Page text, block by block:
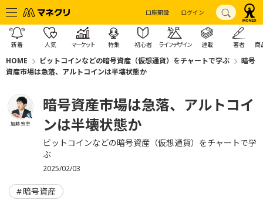
口座開設 ログイン
新着 人気 マーケット 特集 初心者 ライフデザイン 連載 著者 商
HOME ビットコインなどの暗号資産（仮想通貨）をチャートで学ぶ
暗号
資産市場は急落、アルトコインは半壊状態か
加藤 宏幸
暗号資産市場は急落、アルトコイ
ンは半壊状態か
ビットコインなどの暗号資産（仮想通貨）をチャートで学
ぶ
2025/02/03
暗号資産